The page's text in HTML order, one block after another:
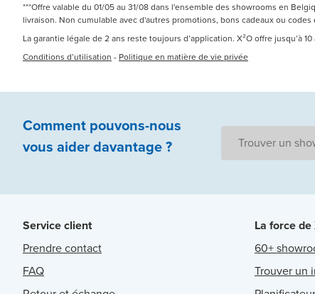
***Offre valable du 01/05 au 31/08 dans l'ensemble des showrooms en
livraison. Non cumulable avec d'autres promotions, bons cadeaux ou codes
La garantie légale de 2 ans reste toujours d’application. X²O offre
Conditions d’utilisation - Politique en matière de vie privée
Comment pouvons-nous
vous aiderdavantage ? Trouver un
Service client
Prendre contact
FAQ
La force de
60+
Trouver un